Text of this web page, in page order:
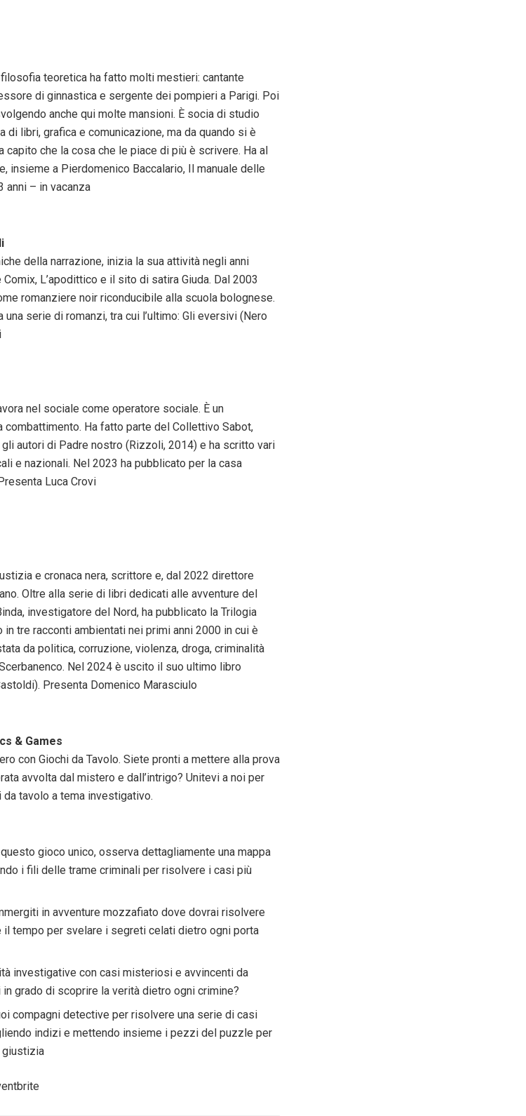
filosofia teoretica ha fatto molti mestieri: cantante
di ginnastica e sergente dei pompieri a Parigi. Poi
anche qui molte mansioni. È socia di studio
di libri, grafica e comunicazione, ma da quando si è
capito che la cosa che le piace di più è scrivere. Ha al
insieme a Pierdomenico Baccalario, Il manuale delle
anni – in vacanza
della narrazione, inizia la sua attività negli anni
L’apodittico e il sito di satira Giuda. Dal 2003
romanziere noir riconducibile alla scuola bolognese.
serie di romanzi, tra cui l’ultimo: Gli eversivi (Nero
nel sociale come operatore sociale. È un
Ha fatto parte del Collettivo Sabot,
autori di Padre nostro (Rizzoli, 2014) e ha scritto vari
e nazionali. Nel 2023 ha pubblicato per la casa
Luca Crovi
e cronaca nera, scrittore e, dal 2022 direttore
Oltre alla serie di libri dedicati alle avventure del
investigatore del Nord, ha pubblicato la Trilogia
tre racconti ambientati nei primi anni 2000 in cui è
da politica, corruzione, violenza, droga, criminalità
Nel 2024 è uscito il suo ultimo libro
Presenta Domenico Marasciulo
& Games
con Giochi da Tavolo. Siete pronti a mettere alla prova
avvolta dal mistero e dall’intrigo? Unitevi a noi per
tavolo a tema investigativo.
gioco unico, osserva dettagliamente una mappa
i fili delle trame criminali per risolvere i casi più
in avventure mozzafiato dove dovrai risolvere
tempo per svelare i segreti celati dietro ogni porta
investigative con casi misteriosi e avvincenti da
grado di scoprire la verità dietro ogni crimine?
compagni detective per risolvere una serie di casi
indizi e mettendo insieme i pezzi del puzzle per
giustizia